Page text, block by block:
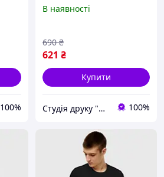
100%
В наявності
621 ₴
690 ₴
Купити
Студія друку "Hard Print" 100%